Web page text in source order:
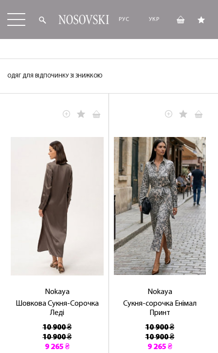
РУС УКР
ОДЯГ ДЛЯ ВІДПОЧИНКУ ЗІ ЗНИЖКОЮ
Nokaya
Шовкова Сукня-Сорочка
Леді
10 900 ₴
10 900 ₴
9 265 ₴
Nokaya
Сукня-сорочка Енімал
Принт
10 900 ₴
10 900 ₴
9 265 ₴